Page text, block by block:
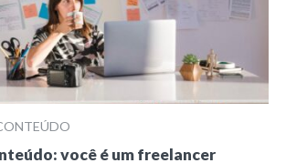
você é um freelancer